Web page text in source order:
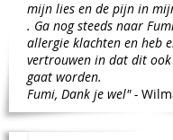
mijn lies en de pijn in
. Ga nog steeds naar
allergie klachten en heb
vertrouwen in dat dit
gaat worden.
Fumi, Dank je wel" -